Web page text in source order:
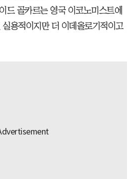
드 골카르는 영국 이코노미스트에
용적이지만 더 이데올로기적이고